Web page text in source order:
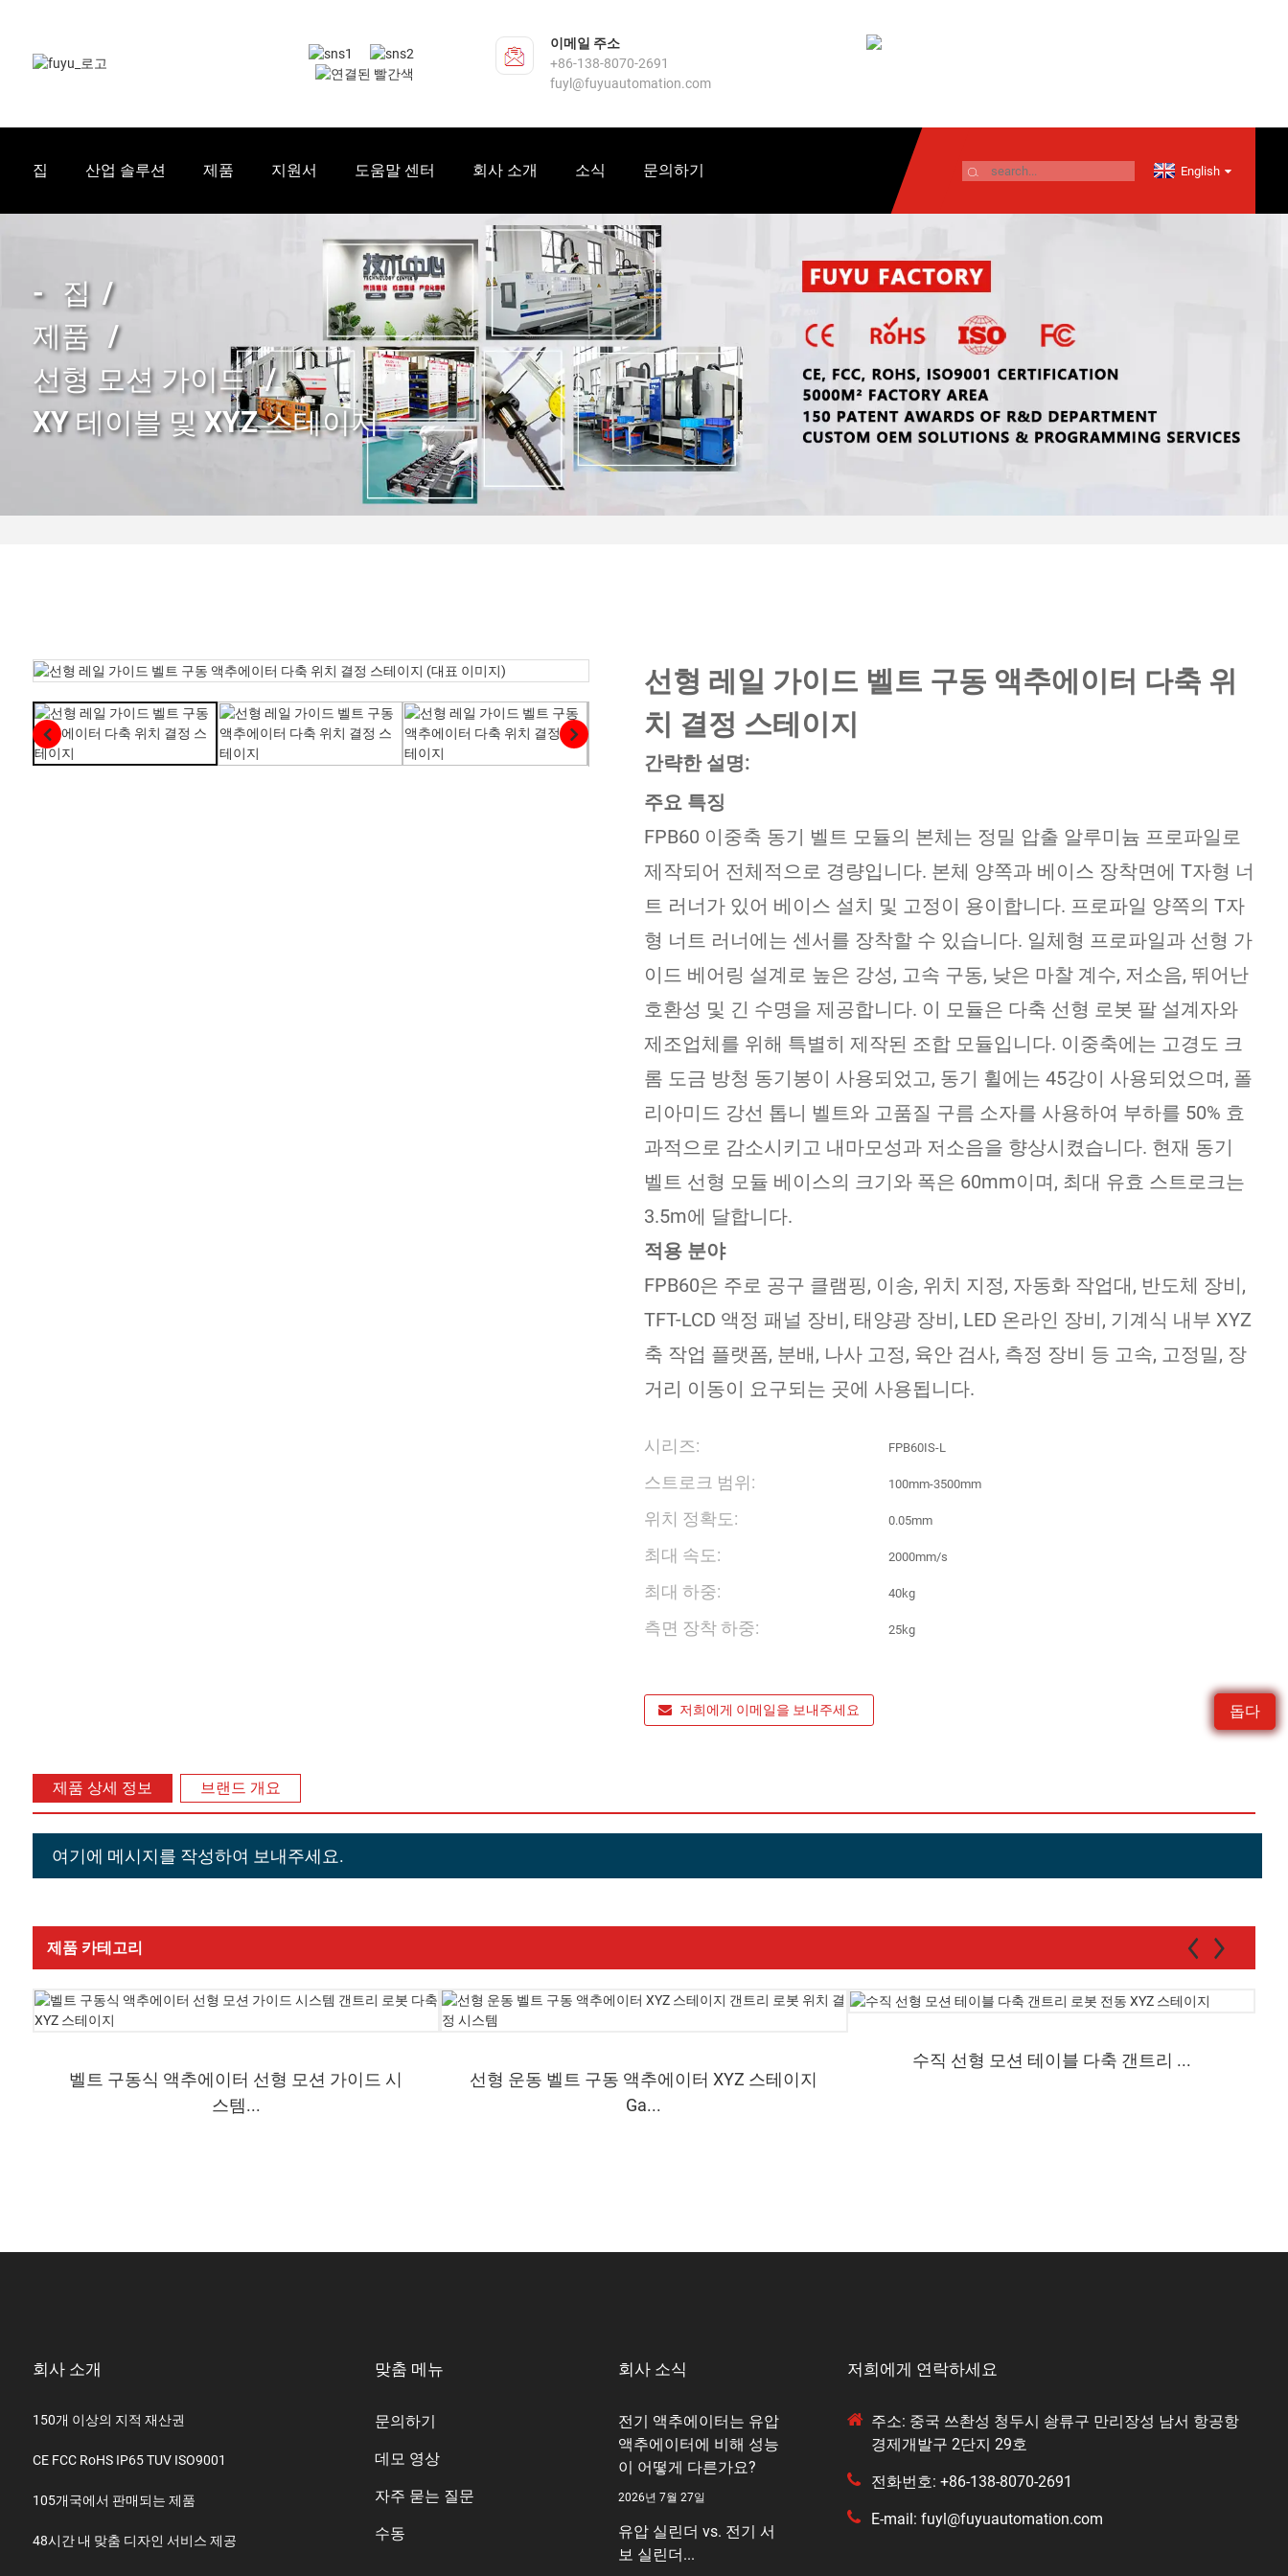
돕다
이메일 주소
+86-138-8070-2691
fuyl@fuyuautomation.com
집 산업 솔루션 제품 지원서 도움말 센터 회사 소개 소식 문의하기 English
집
제품
선형 모션 가이드
XY 테이블 및 XYZ 스테이지
선형 레일 가이드 벨트 구동 액추에이터 다축 위
치 결정 스테이지
간략한 설명:
주요 특징
FPB60 이중축 동기 벨트 모듈의 본체는 정밀 압출 알루미늄 프로파일로
제작되어 전체적으로 경량입니다. 본체 양쪽과 베이스 장착면에 T자형 너
트 러너가 있어 베이스 설치 및 고정이 용이합니다. 프로파일 양쪽의 T자
형 너트 러너에는 센서를 장착할 수 있습니다. 일체형 프로파일과 선형 가
이드 베어링 설계로 높은 강성, 고속 구동, 낮은 마찰 계수, 저소음, 뛰어난
호환성 및 긴 수명을 제공합니다. 이 모듈은 다축 선형 로봇 팔 설계자와
제조업체를 위해 특별히 제작된 조합 모듈입니다. 이중축에는 고경도 크
롬 도금 방청 동기봉이 사용되었고, 동기 휠에는 45강이 사용되었으며, 폴
리아미드 강선 톱니 벨트와 고품질 구름 소자를 사용하여 부하를 50% 효
과적으로 감소시키고 내마모성과 저소음을 향상시켰습니다. 현재 동기
벨트 선형 모듈 베이스의 크기와 폭은 60mm이며, 최대 유효 스트로크는
3.5m에 달합니다.
적용 분야
FPB60은 주로 공구 클램핑, 이송, 위치 지정, 자동화 작업대, 반도체 장비,
TFT-LCD 액정 패널 장비, 태양광 장비, LED 온라인 장비, 기계식 내부 XYZ
축 작업 플랫폼, 분배, 나사 고정, 육안 검사, 측정 장비 등 고속, 고정밀, 장
거리 이동이 요구되는 곳에 사용됩니다.
시리즈: FPB60IS-L
스트로크 범위: 100mm-3500mm
위치 정확도: 0.05mm
최대 속도: 2000mm/s
최대 하중: 40kg
측면 장착 하중: 25kg
저희에게 이메일을 보내주세요
제품 상세 정보 브랜드 개요
여기에 메시지를 작성하여 보내주세요.
제품 카테고리
벨트 구동식 액추에이터 선형 모션 가이드 시
스템...
선형 운동 벨트 구동 액추에이터 XYZ 스테이지
Ga...
수직 선형 모션 테이블 다축 갠트리 ...
회사 소개
150개 이상의 지적 재산권
CE FCC RoHS IP65 TUV ISO9001
105개국에서 판매되는 제품
48시간 내 맞춤 디자인 서비스 제공
맞춤 메뉴
문의하기
데모 영상
자주 묻는 질문
수동
회사 소식
전기 액추에이터는 유압
액추에이터에 비해 성능
이 어떻게 다른가요?
2026년 7월 27일
유압 실린더 vs. 전기 서
보 실린더...
저희에게 연락하세요
주소: 중국 쓰촨성 청두시 솽류구 만리장성 남서 항공항
경제개발구 2단지 29호
전화번호: +86-138-8070-2691
E-mail: fuyl@fuyuautomation.com